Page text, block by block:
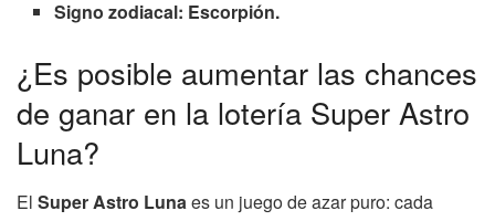
Signo zodiacal: Escorpión.
¿Es posible aumentar las chances
de ganar en la lotería Super Astro
Luna?
El Super Astro Lunaes un juego de azar puro: cada